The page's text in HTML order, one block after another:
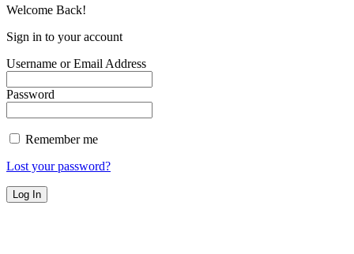
Welcome Back!
Sign in to your account
Username or Email Address
Password
Remember me
Lost your password?